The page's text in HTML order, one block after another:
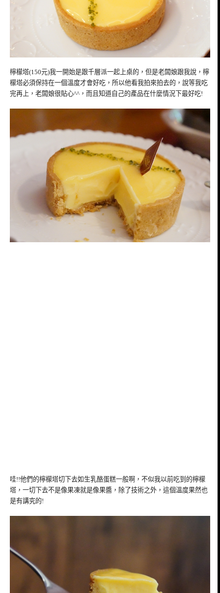
檸檬塔(150元)我一開始是跟千層派一起上桌的，但是老闆娘跟我說，檸
檬塔必須保持在一個溫度才會好吃，所以他看我拍來拍去的，說等我吃
完再上，老闆娘很貼心^^，而且知道自己的產品在什麼情況下最好吃!
哇!!他們的檸檬塔切下去如生乳酪蛋糕一般啊，不似我以前吃到的檸檬
塔，一切下去不是像果凍就是像果醬，除了技術之外，這個溫度果然也
是有講究的!